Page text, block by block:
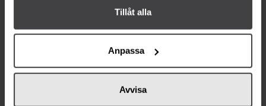
Tillåt alla
Anpassa
Avvisa
37 kr
Rizzoli Sardiner i Extra Jungfru
18 kr
Big Tom Bloody Mary Mix 150ml